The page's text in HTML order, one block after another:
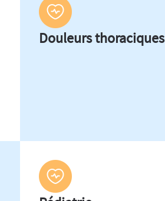
Douleurs thoraciques